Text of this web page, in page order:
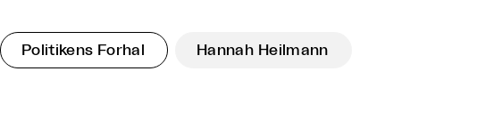
Politikens Forhal Hannah Heilmann